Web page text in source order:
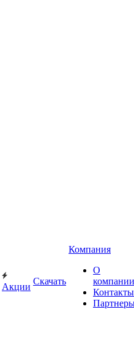
Акции
Скачать
Компания
О
компании
Контакты